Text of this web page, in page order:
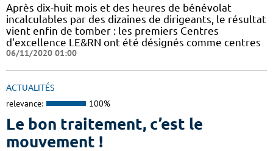
Après dix-huit mois et des heures de bénévolat
incalculables par des dizaines de dirigeants, le résultat
vient enfin de tomber : les premiers Centres
d'excellence LE&RN ont été désignés comme centres
06/11/2020 01:00
ACTUALITÉS
relevance: 100%
Le bon traitement, c’est le
mouvement !